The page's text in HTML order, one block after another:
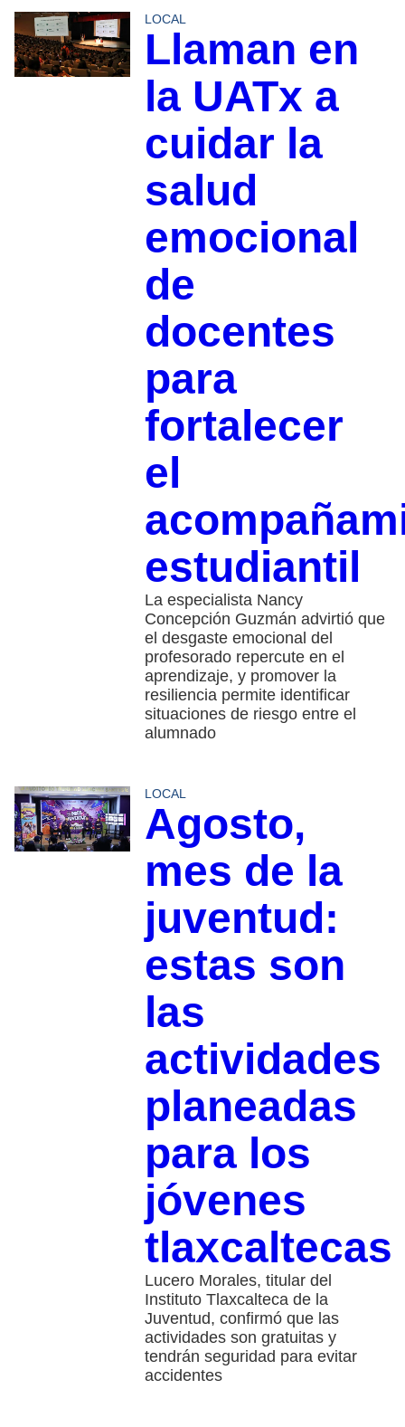
LOCAL
Llaman en
la UATx a
cuidar la
salud
emocional
de
docentes
para
fortalecer
el
estudiantil
La especialista Nancy
Concepción Guzmán advirtió que
el desgaste emocional del
profesorado repercute en el
aprendizaje, y promover la
resiliencia permite identificar
situaciones de riesgo entre el
alumnado
LOCAL
Agosto,
mes de la
juventud:
estas son
las
actividades
planeadas
para los
jóvenes
tlaxcaltecas
Lucero Morales, titular del
Instituto Tlaxcalteca de la
Juventud, confirmó que las
actividades son gratuitas y
tendrán seguridad para evitar
accidentes